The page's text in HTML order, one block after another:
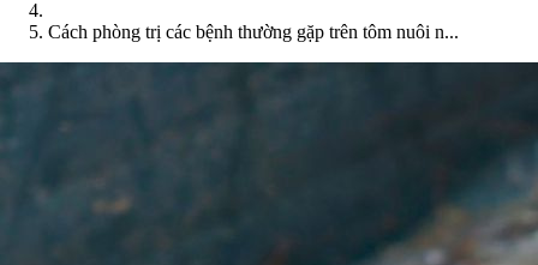
Cách phòng trị các bệnh thường gặp trên tôm nuôi n...